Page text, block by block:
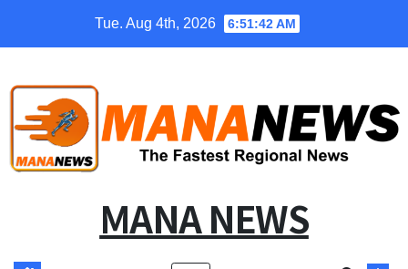
Tue. Aug 4th, 2026 6:51:43 AM
MANA NEWS